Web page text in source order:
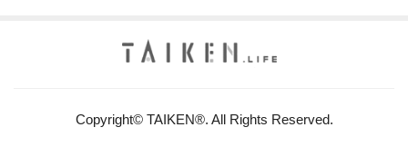
Copyright© TAIKEN®. All Rights Reserved.